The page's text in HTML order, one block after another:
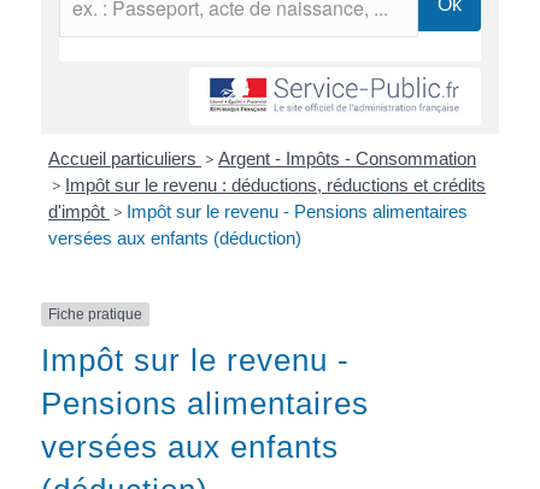
Accueil particuliers > Argent - Impôts - Consommation
> Impôt sur le revenu : déductions, réductions et crédits
d'impôt > Impôt sur le revenu - Pensions alimentaires
versées aux enfants (déduction)
Fiche pratique
Impôt sur le revenu -
Pensions alimentaires
versées aux enfants